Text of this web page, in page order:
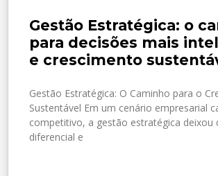
Gestão Estratégica: o
para decisões mais
e crescimento
Gestão Estratégica: O Caminho para o
Sustentável Em um cenário empresarial
competitivo, a gestão estratégica deixou
diferencial e